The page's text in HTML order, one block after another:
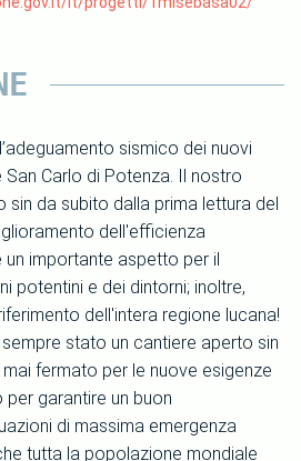
sismico dei nuovi
San Carlo di Potenza. Il nostro
sin da subito dalla prima lettura del
dell'efficienza
importante aspetto per il
potentini e dei dintorni; inoltre,
dell'intera regione lucana!
sempre stato un cantiere aperto sin
fermato per le nuove esigenze
garantire un buon
di massima emergenza
tutta la popolazione mondiale